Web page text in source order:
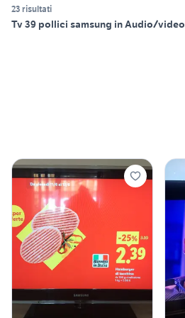
23 risultati
Tv 39 pollici samsung in Audio/video